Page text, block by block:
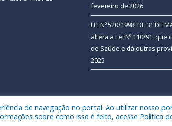
fevereiro de 2026
LEI Nº 520/1998, DE 31 DE
altera a Lei Nº 110/91,
de Saúde e dá outras
2025
Municipal de Almeirim.
de navegação no portal. Ao utilizar nosso
sobre como isso é feito, acesse Política